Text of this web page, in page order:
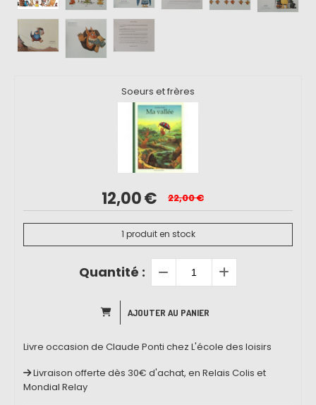
Soeurs et frères
12,00€ 22,00€
1 produit en stock
Quantité :
AJOUTER AU PANIER
Livre occasion de Claude Ponti chez L'école des loisirs
Livraison offerte dès 30€ d'achat, en Relais Colis et
Mondial Relay